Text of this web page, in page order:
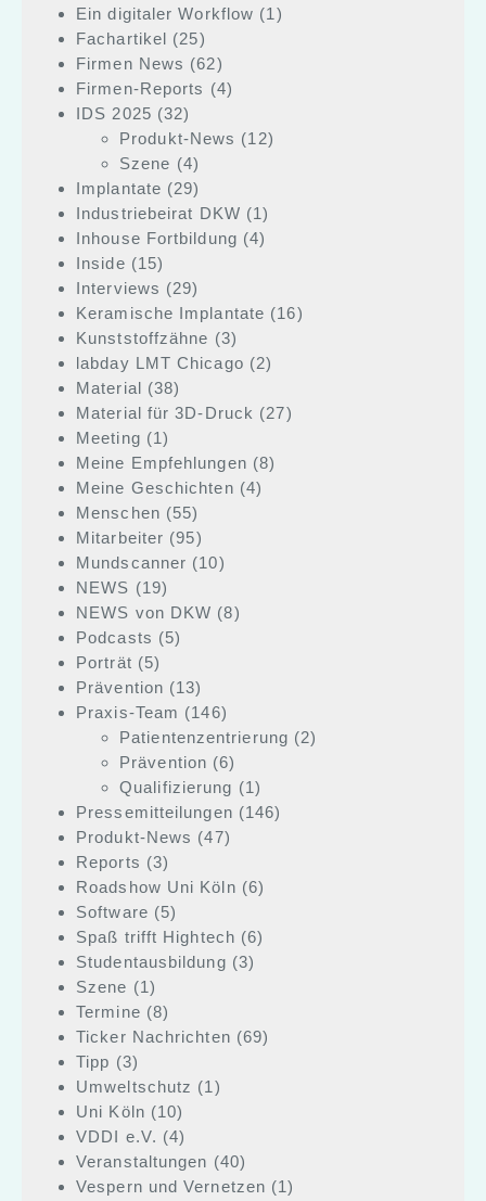
Ein digitaler Workflow (1)
Fachartikel (25)
Firmen News (62)
Firmen-Reports (4)
IDS 2025 (32)
Produkt-News (12)
Szene (4)
Implantate (29)
Industriebeirat DKW (1)
Inhouse Fortbildung (4)
Inside (15)
Interviews (29)
Keramische Implantate (16)
Kunststoffzähne (3)
labday LMT Chicago (2)
Material (38)
Material für 3D-Druck (27)
Meeting (1)
Meine Empfehlungen (8)
Meine Geschichten (4)
Menschen (55)
Mitarbeiter (95)
Mundscanner (10)
NEWS (19)
NEWS von DKW (8)
Podcasts (5)
Porträt (5)
Prävention (13)
Praxis-Team (146)
Patientenzentrierung (2)
Prävention (6)
Qualifizierung (1)
Pressemitteilungen (146)
Produkt-News (47)
Reports (3)
Roadshow Uni Köln (6)
Software (5)
Spaß trifft Hightech (6)
Studentausbildung (3)
Szene (1)
Termine (8)
Ticker Nachrichten (69)
Tipp (3)
Umweltschutz (1)
Uni Köln (10)
VDDI e.V. (4)
Veranstaltungen (40)
Vespern und Vernetzen (1)